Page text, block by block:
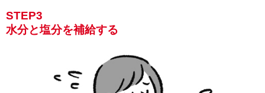
STEP3
水分と塩分を補給する